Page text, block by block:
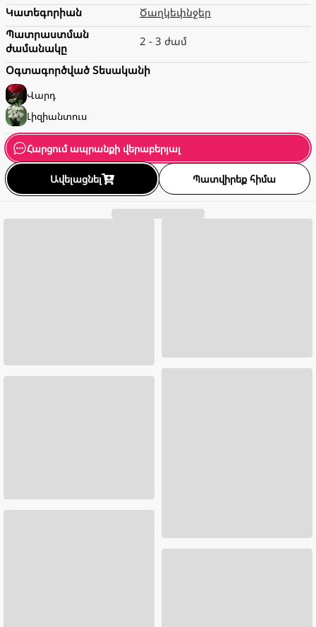
Կատեգորիան
Ծաղկեփնջեր
Պատրաստման
ժամանակը
2 - 3 ժամ
Օգտագործված Տեսականի
Վարդ
Լիզիանտուս
Հարցում ապրանքի վերաբերյալ
Ավելացնել Պատվիրեք հիմա